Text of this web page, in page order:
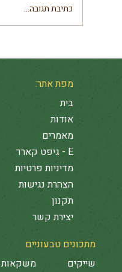
כתיבת תגובה...
מפת אתר:
בית
אודות
מאמרים
E - גיפט קארד
מדיניות פרטיות
הצהרת נגישות
תקנון
יצירת קשר
מתכונים טבעוניים
שייקים
משקאות